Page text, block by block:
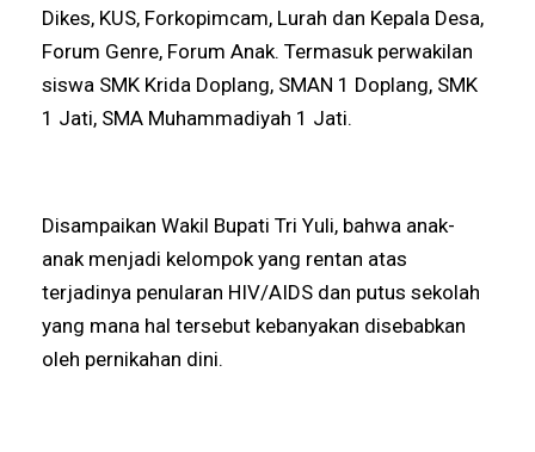
Dikes, KUS, Forkopimcam, Lurah dan Kepala Desa,
Forum Genre, Forum Anak. Termasuk perwakilan
siswa SMK Krida Doplang, SMAN 1 Doplang, SMK
1 Jati, SMA Muhammadiyah 1 Jati.
Disampaikan Wakil Bupati Tri Yuli, bahwa anak-
anak menjadi kelompok yang rentan atas
terjadinya penularan HIV/AIDS dan putus sekolah
yang mana hal tersebut kebanyakan disebabkan
oleh pernikahan dini.